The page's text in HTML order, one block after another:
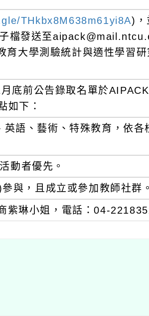
THkbx8M638m61yi8A)，
檔發送至
大學測驗統計與適性學習
底前公告錄取名單於
如下：
語、藝術、特殊教育，依各
動者優先。
與，且成立或參加教師社群。
紫琳小姐，電話：04-